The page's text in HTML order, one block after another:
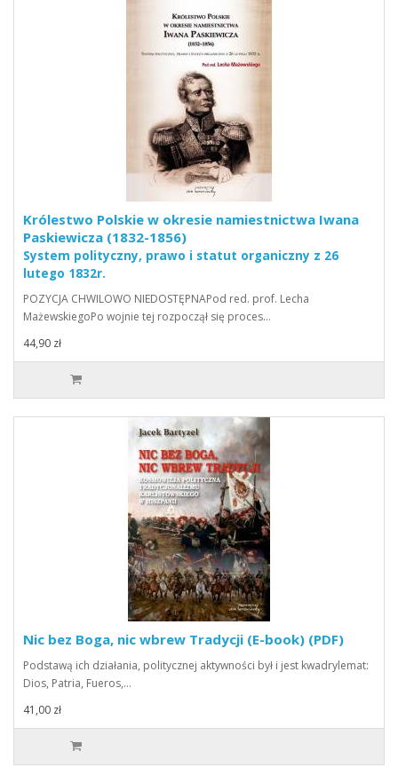
Królestwo Polskie w okresie namiestnictwa Iwana
Paskiewicza (1832-1856)
System polityczny, prawo i statut organiczny z 26
lutego 1832r.
POZYCJA CHWILOWO NIEDOSTĘPNAPod red. prof. Lecha
MażewskiegoPo wojnie tej rozpoczął się proces…
44,90 zł
Nic bez Boga, nic wbrew Tradycji (E-book) (PDF)
Podstawą ich działania, politycznej aktywności był i jest kwadrylemat:
Dios, Patria, Fueros,…
41,00 zł